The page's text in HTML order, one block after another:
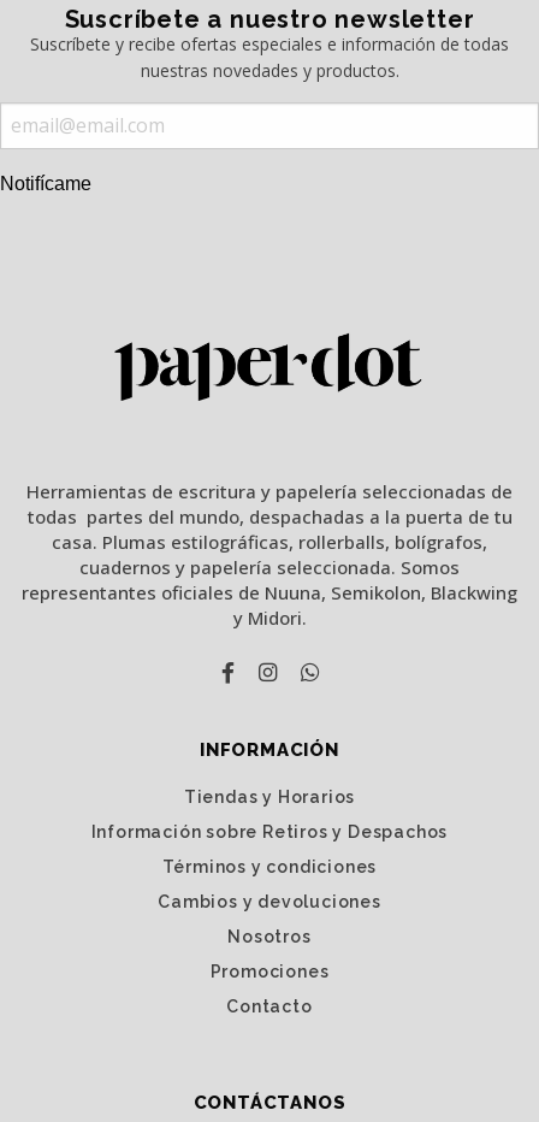
Suscríbete a nuestro newsletter
Suscríbete y recibe ofertas especiales e información de todas
nuestras novedades y productos.
Notifícame
Herramientas de escritura y papelería seleccionadas de
todas partes del mundo, despachadas a la puerta de tu
casa. Plumas estilográficas, rollerballs, bolígrafos,
cuadernos y papelería seleccionada. Somos
representantes oficiales de Nuuna, Semikolon, Blackwing
y Midori.
INFORMACIÓN
Tiendas y Horarios
Información sobre Retiros y Despachos
Términos y condiciones
Cambios y devoluciones
Nosotros
Promociones
Contacto
CONTÁCTANOS